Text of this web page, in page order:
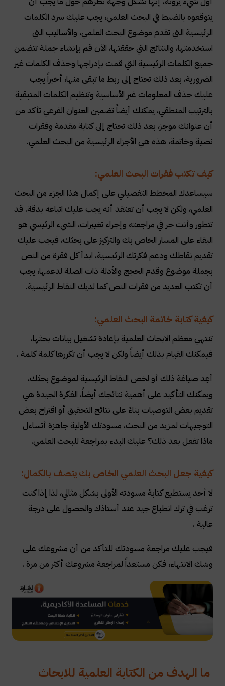
يتوقعوه بالضبط في البحث العلمي، يجب عليك سرد الكلمات
الرئيسية التي تقدم موضوع البحث العلمي، والأساليب التي
استخدمتها، والنتائج التي حققتها، الآن قم بإنشاء جملة تتضمن
جميع الكلمات الرئيسية التي قمت بإدراجها وحذف الكلمات غير
الضرورية، بعد ذلك تحتاج إلى ربط ما تبقى منها، أخيراً يجب
عليك حذف المعلومات غير الأساسية وتنظيم الكلمات المتبقية
بالترتيب المنطقي، يمكنك أيضاً تضمين العنوان الفرعي تأكد من
أن عنوانك موجز، بعد ذلك تحتاج إلى كتابة مقدمة وفقرات
نصية وخاتمة، هذه هي الأجزاء الرئيسية من البحث العلمي.
كيف تكتب فقرات البحث العلمي:
سيساعدك المخطط التفصيلي على إكمال هذا الجزء من البحث
العلمي، ولكن لا يجب أن تعتقد أنه يجب عليك اتباعه بدقة. قد
تتطور وأنت حر في مراجعته وإجراء تغييرات، الشيء الرئيسي هو
البقاء على المسار الخاص بك والتركيز على بحثك، فيجب عليك
تقديم نقاطك ودعم فكرتك الرئيسية، ابدأ كل فقرة من النص
بجملة موضوع وقدم الحجج والأدلة ذات الصلة لدعمها، يجب
أن تكتب العديد من فقرات النص كما لديك النقاط الرئيسية.
كيفية كتابة خاتمة البحث العلمي:
تنتهي معظم الابحاث العلمية بإعادة تشغيل بيانات بحثها،
فيمكنك القيام بذلك أيضاً ولكن لا يجب أن تكررها كلمة كلمة .
أعِد صياغة ذلك أو لخص النقاط الرئيسية لموضوع بحثك،
ويمكنك التأكيد على أهمية نتائجك أيضاً، الفكرة الجيدة هي
تقديم بعض التوصيات بناءً على نتائج التحقيق أو اقتراح بعض
التوجيهات لمزيد من البحث، مسودتك الأولية جاهزة أتساءل
ماذا تفعل بعد ذلك؟ عليك البدء بمراجعة للبحث العلمي.
كيفية جعل البحث العلمي الخاص بك يتصف بالكمال:
لا أحد يستطيع كتابة مسودته الأولى بشكل مثالي، لذا إذا كنت
ترغب في ترك انطباع جيد عند أستاذك والحصول على درجة
عالية .
فيجب عليك مراجعة مسودتك للتأكد من أن مشروعك على
وشك الانتهاء، فكن مستعداً لمراجعة مشروعك أكثر من مرة .
ما الهدف من الكتابة العلمية للابحاث